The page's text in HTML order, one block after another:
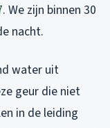
. We zijn binnen 30
nacht.
water uit
geur die niet
in de leiding